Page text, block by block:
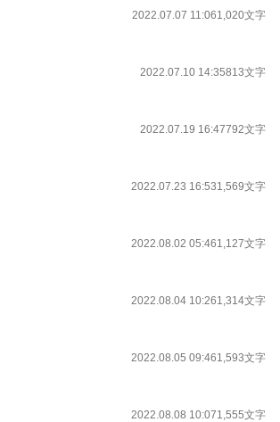
2022.07.07 11:061,020文字
2022.07.10 14:35813文字
2022.07.19 16:47792文字
2022.07.23 16:531,569文字
2022.08.02 05:461,127文字
2022.08.04 10:261,314文字
2022.08.05 09:461,593文字
2022.08.08 10:071,555文字